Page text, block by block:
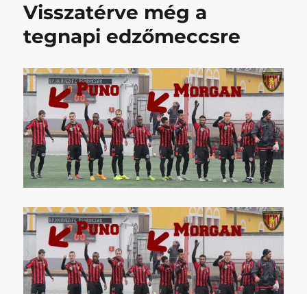
Visszatérve még a
tegnapi edzőmeccsre